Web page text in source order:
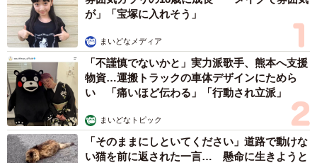
表に描かれた「みちびき兎」は、みかえり美人さながらの愛らしさ。本
殿御扉前に奉り、祈願成就を祈念してくれるという特別な「みちびきう
さぎ絵馬」1000円（画像提供：宇治神社）
が」「宝塚に入れそう」
まいどなメディア
「不謹慎でないかと」実力派歌手、熊本へ支援
物資…運搬トラックの車体デザインにためら
い 「痛いほど伝わる」「行動され立派」
まいどなトピック
「そのままにしといてください」道路で動けな
い猫を前に返された一言… 懸命に生きようと